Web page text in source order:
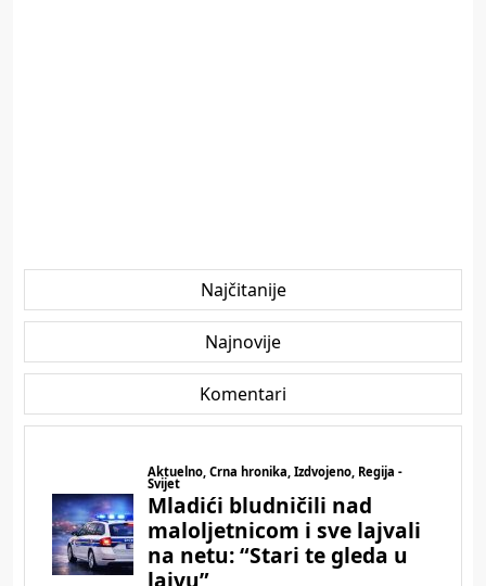
Najčitanije
Najnovije
Komentari